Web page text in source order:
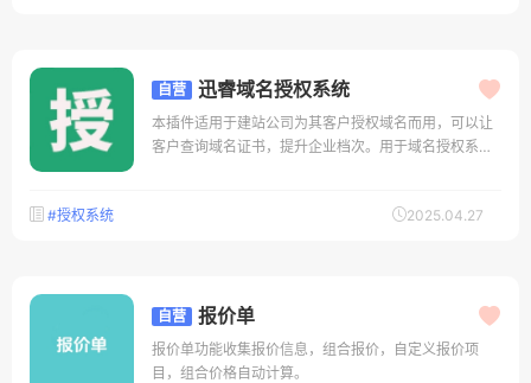
自营 迅睿域名授权系统
本插件适用于建站公司为其客户授权域名而用，可以让
客户查询域名证书，提升企业档次。用于域名授权系
#授权系统 2025.04.27
自营 报价单
报价单功能收集报价信息，组合报价，自定义报价项
目，组合价格自动计算。